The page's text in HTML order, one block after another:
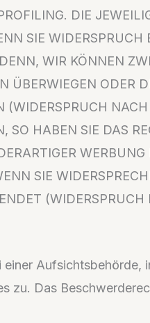
DIE
SIE WIDERSPRUCH
WIR KÖNNEN
ÜBERWIEGEN ODER
HABEN SIE DAS
SIE
(WIDERSPRUCH
zu. Das